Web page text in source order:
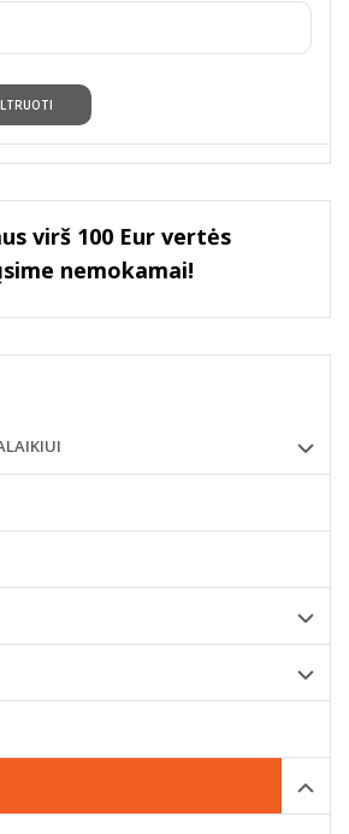
virš 100 Eur vertės
nemokamai!